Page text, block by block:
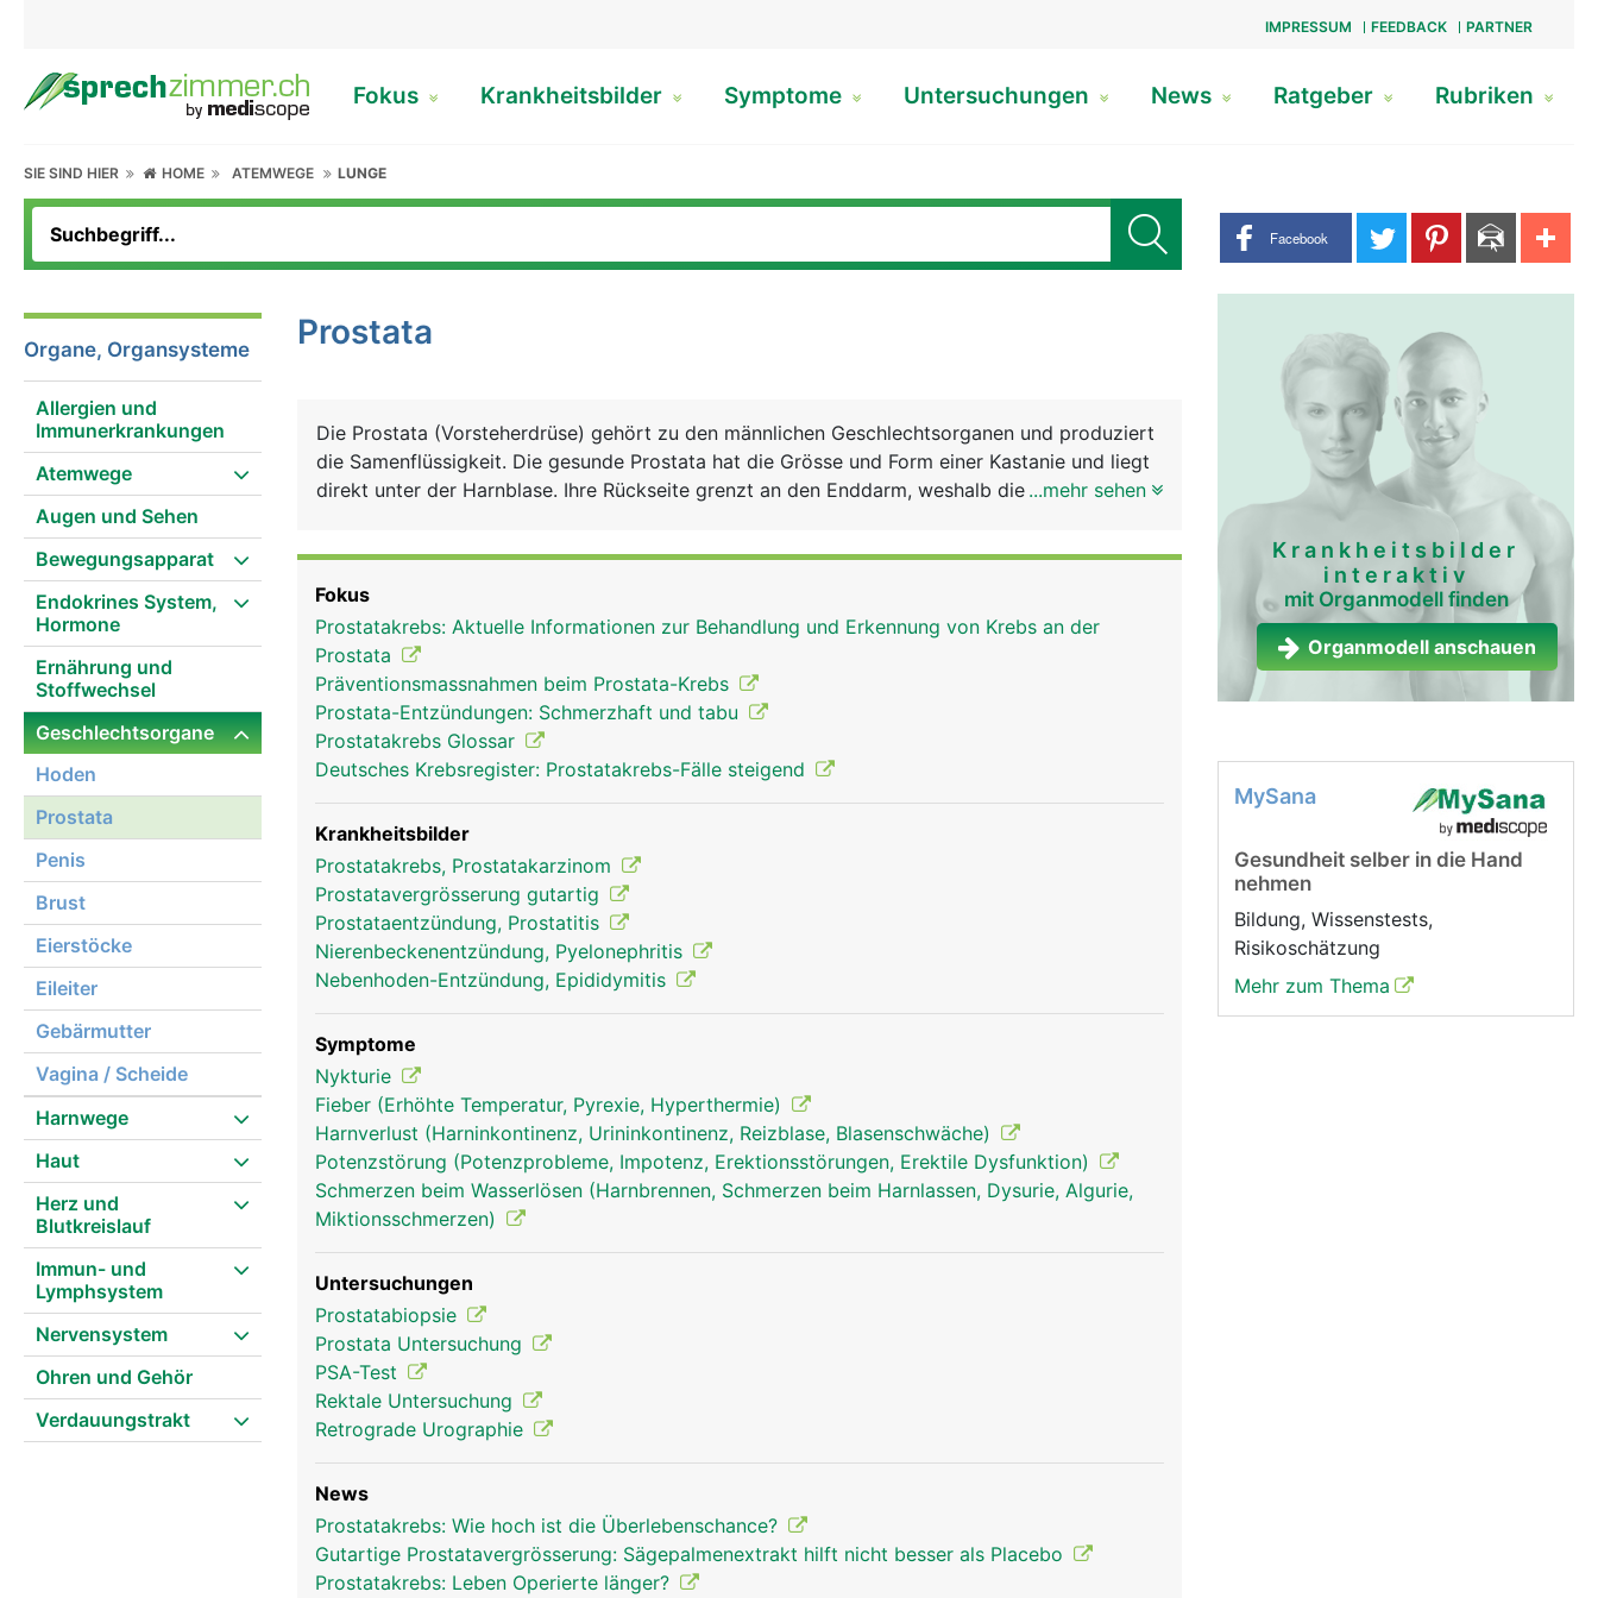
IMPRESSUM FEEDBACK PARTNER
Fokus Krankheitsbilder Symptome Untersuchungen News Ratgeber Rubriken
SIE SIND HIER HOME ATEMWEGE LUNGE
Share buttons
Facebook
Organe, Organsysteme
Allergien und
Immunerkrankungen
Atemwege
Augen und Sehen
Bewegungsapparat
Endokrines System,
Hormone
Ernährung und
Stoffwechsel
Geschlechtsorgane
Hoden
Prostata
Penis
Brust
Eierstöcke
Eileiter
Gebärmutter
Vagina / Scheide
Harnwege
Haut
Herz und
Blutkreislauf
Immun- und
Lymphsystem
Nervensystem
Ohren und Gehör
Verdauungstrakt
Prostata
Die Prostata (Vorsteherdrüse) gehört zu den männlichen Geschlechtsorganen und produziert
die Samenflüssigkeit. Die gesunde Prostata hat die Grösse und Form einer Kastanie und liegt
direkt unter der Harnblase. Ihre Rückseite grenzt an den Enddarm, weshalb die Prostata mit
Enzyme, die für eine Befruchtung der weiblichen Eizelle benötigt werden. Mit zunehmenden
Alter vergrössert sich die Prostata.
Prostata Mann
...mehr sehen
Fokus
Prostatakrebs: Aktuelle Informationen zur Behandlung und Erkennung von Krebs an der
Prostata
Präventionsmassnahmen beim Prostata-Krebs
Prostata-Entzündungen: Schmerzhaft und tabu
Prostatakrebs Glossar
Deutsches Krebsregister: Prostatakrebs-Fälle steigend
Krankheitsbilder
Prostatakrebs, Prostatakarzinom
Prostatavergrösserung gutartig
Prostataentzündung, Prostatitis
Nierenbeckenentzündung, Pyelonephritis
Nebenhoden-Entzündung, Epididymitis
Symptome
Nykturie
Fieber (Erhöhte Temperatur, Pyrexie, Hyperthermie)
Harnverlust (Harninkontinenz, Urininkontinenz, Reizblase, Blasenschwäche)
Potenzstörung (Potenzprobleme, Impotenz, Erektionsstörungen, Erektile Dysfunktion)
Schmerzen beim Wasserlösen (Harnbrennen, Schmerzen beim Harnlassen, Dysurie, Algurie,
Miktionsschmerzen)
Untersuchungen
Prostatabiopsie
Prostata Untersuchung
PSA-Test
Rektale Untersuchung
Retrograde Urographie
News
Prostatakrebs: Wie hoch ist die Überlebenschance?
Gutartige Prostatavergrösserung: Sägepalmenextrakt hilft nicht besser als Placebo
Prostatakrebs: Leben Operierte länger?
Krankheitsbilder
interaktiv
mit Organmodell finden
Organmodell anschauen
MySana
Gesundheit selber in die Hand
nehmen
Bildung, Wissenstests,
Risikoschätzung
Mehr zum Thema